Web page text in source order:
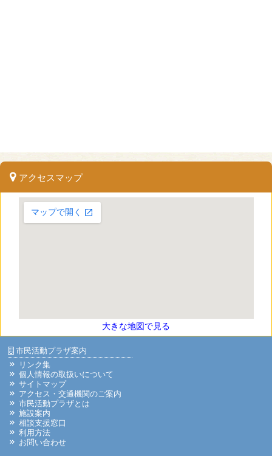
アクセスマップ
大きな地図で見る
市民活動プラザ案内
リンク集
個人情報の取扱いについて
サイトマップ
アクセス・交通機関のご案内
市民活動プラザとは
施設案内
相談支援窓口
利用方法
お問い合わせ